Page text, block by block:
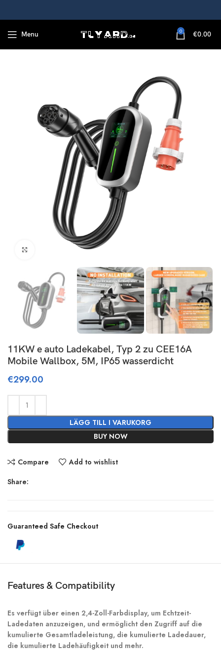
Menu 0 €0.00
Click to enlarge
11KW e auto Ladekabel, Typ 2 zu CEE16A
Mobile Wallbox, 5M, IP65 wasserdicht
€299.00
LÄGG TILL I VARUKORG
BUY NOW
Compare Add to wishlist
Share:
Guaranteed Safe Checkout
Features & Compatibility
Es verfügt über einen 2,4-Zoll-Farbdisplay, um Echtzeit-
Ladedaten anzuzeigen, und ermöglicht den Zugriff auf die
kumulierte Gesamtladeleistung, die kumulierte Ladedauer,
die kumulierte Ladehäufigkeit und mehr.